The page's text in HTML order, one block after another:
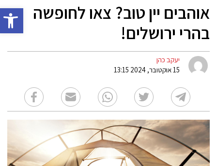
פתח
אוהבים יין טוב? צאו לחופשה
בהרי ירושלים!
יעקב כהן
15 אוקטובר, 2024 13:15